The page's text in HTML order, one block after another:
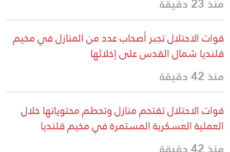
قوات الاحتلال تجبر أصحاب عدد من المنازل في مخيم
قلنديا شمال القدس على إخلائها
منذ 42 دقيقة
قوات الاحتلال تقتحم منازل وتحطم محتوياتها خلال
العملية العسكرية المستمرة في مخيم قلنديا